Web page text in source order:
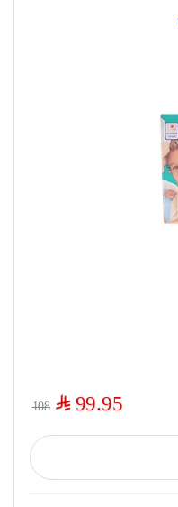
99.95
$
108